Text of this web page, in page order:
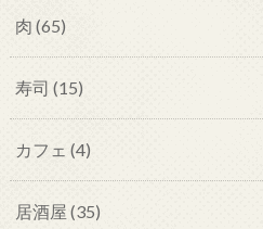
肉 (65)
寿司 (15)
カフェ (4)
居酒屋 (35)